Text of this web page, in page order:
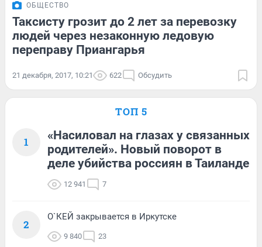
ОБЩЕСТВО
Таксисту грозит до 2 лет за перевозку
людей через незаконную ледовую
переправу Приангарья
21 декабря, 2017, 10:21 622 Обсудить
ТОП 5
1
«Насиловал на глазах у связанных
родителей». Новый поворот в
деле убийства россиян в Таиланде
12 941 7
2
О`КЕЙ закрывается в Иркутске
9 840 23